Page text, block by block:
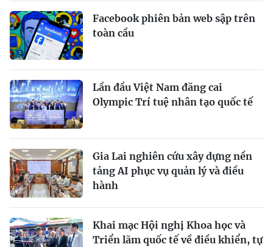
Facebook phiên bản web sập trên
toàn cầu
Lần đầu Việt Nam đăng cai
Olympic Trí tuệ nhân tạo quốc tế
Gia Lai nghiên cứu xây dựng nền
tảng AI phục vụ quản lý và điều
hành
Khai mạc Hội nghị Khoa học và
Triển lãm quốc tế về điều khiển, tự